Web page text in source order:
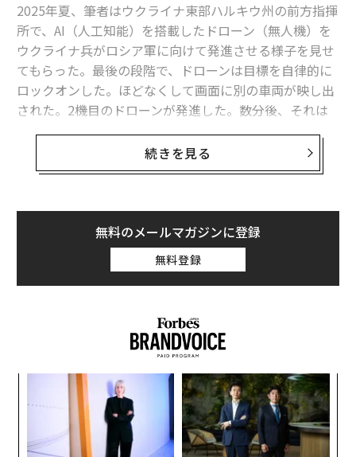
2025年夏、筆者はウクライナ東部ハルキウ州の前方指揮
所で、AI（人工知能）を搭載したドローン（無人機）を
ウクライナ兵がロシア軍に向けて発進させる様子を見せ
てもらった。最後の段階で、ドローンは目標を自律的に
ロックオンした。ほどなくして画面に別の車両が映し出
された。2機目のドローンが発進した。数分後、それは
目標に命中した。
ウクライナのドローン操縦士にとって、これは戦争の新
し、ロシア軍の陣地後方にさらに深く到達し、前線部隊
だけでなく、攻勢の継続を支えている兵站網も攻撃す
「技術は進歩し、戦場を変容させました」。ウクライナ
部隊「ヤスニ・オチ（澄んだ目）」の指揮官、ヘオルヒ
ー・ボルコウは筆者の取材にそう述べた。彼の部隊はAI
る。ホーネットは、元米グーグル最高経営責任者（CE
O）エリック・シュミットの防衛技術イニシアチブに関
連した支援を受けて開発され、価格は6000ドル（約95万
円）未満とされる。
続きを見る
無料のメールマガジンに登録
無料登録